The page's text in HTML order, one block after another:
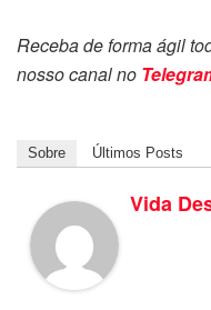
Receba de forma ágil
nosso canal no
Sobre Últimos Posts
Vida